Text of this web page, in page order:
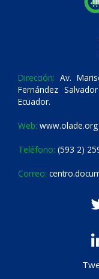
Dirección: Av.
Fernández
Ecuador.
Web: www.olade.org
Teléfono: (593 2)
Correo: